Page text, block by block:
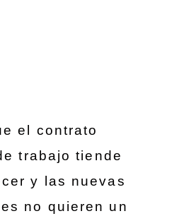
el contrato
trabajo tiende
y las nuevas
no quieren un